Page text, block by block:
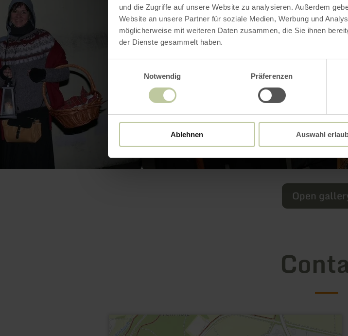
und die Zugriffe auf unsere Website zu analysieren. Außerdem
Website an unsere Partner für soziale Medien, Werbung und
möglicherweise mit weiteren Daten zusammen, die Sie ihnen
der Dienste gesammelt haben.
Notwendig
Präferenzen
Ablehnen Auswahl
Open